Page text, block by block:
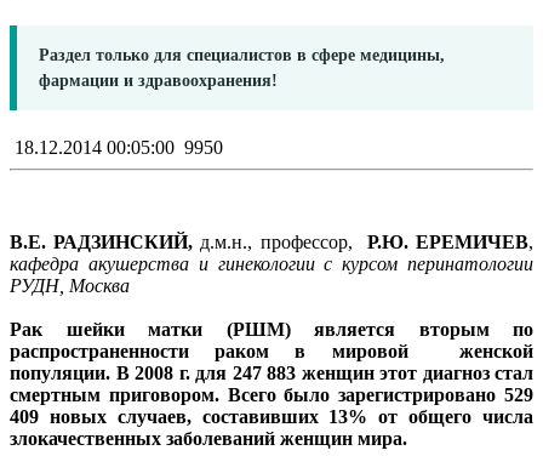
Раздел только для специалистов в сфере медицины,
фармации и здравоохранения!
18.12.2014 00:05:00 9950
В.Е. РАДЗИНСКИЙ, д.м.н., профессор, Р.Ю. ЕРЕМИЧЕВ,
кафедра акушерства и гинекологии с курсом перинатологии
РУДН, Москва
Рак шейки матки (РШМ) является вторым по
распространенности раком в мировой женской
популяции. В 2008 г. для 247 883 женщин этот диагноз стал
смертным приговором. Всего было зарегистрировано 529
409 новых случаев, составивших 13% от общего числа
злокачественных заболеваний женщин мира.